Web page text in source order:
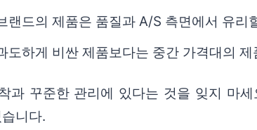
랜드의 제품은 품질과 A/S 측면에서 유리
도하게 비싼 제품보다는 중간 가격대의
과 꾸준한 관리에 있다는 것을 잊지 마
니다.